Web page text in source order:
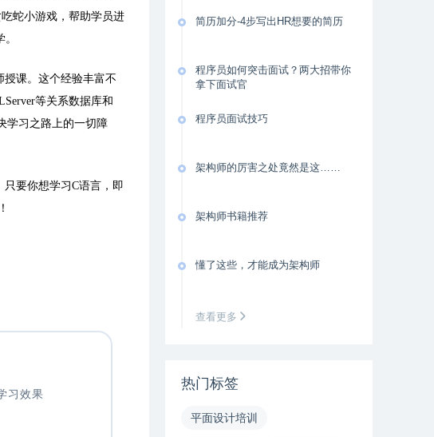
蛇小游戏，帮助学员进
课。这个经验丰富不
等关系数据库和
学习之路上的一切障
只要你想学习C语言，即
习效果
简历加分-4步写出HR想要的简历
程序员如何突击面试？两大招带你
拿下面试官
程序员面试技巧
架构师的厉害之处竟然是这……
架构师书籍推荐
懂了这些，才能成为架构师
查看更多
热门标签
平面设计培训